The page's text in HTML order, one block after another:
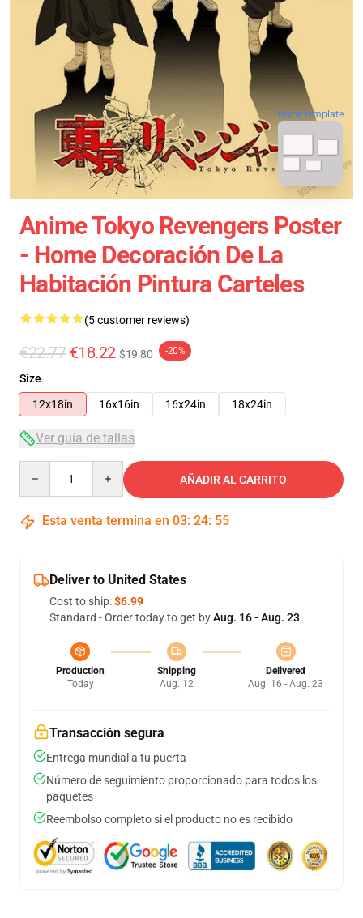
blank template
Anime Tokyo Revengers Poster
- Home Decoración De La
Habitación Pintura Carteles
(5 customer reviews)
€22.77 €18.22 $19.80 -20%
Size
12x18in
16x16in 16x24in 18x24in
Ver guía de tallas
AÑADIR AL CARRITO
Esta venta termina en 03: 24: 54
Deliver to United States
Cost to ship:$6.99
Standard - Order today to get byAug. 16 - Aug. 23
Production
Today
Shipping
Aug. 12
Delivered
Aug. 16 - Aug. 23
Transacción segura
Entrega mundial a tu puerta
Número de seguimiento proporcionado para todos los
paquetes
Reembolso completo si el producto no es recibido